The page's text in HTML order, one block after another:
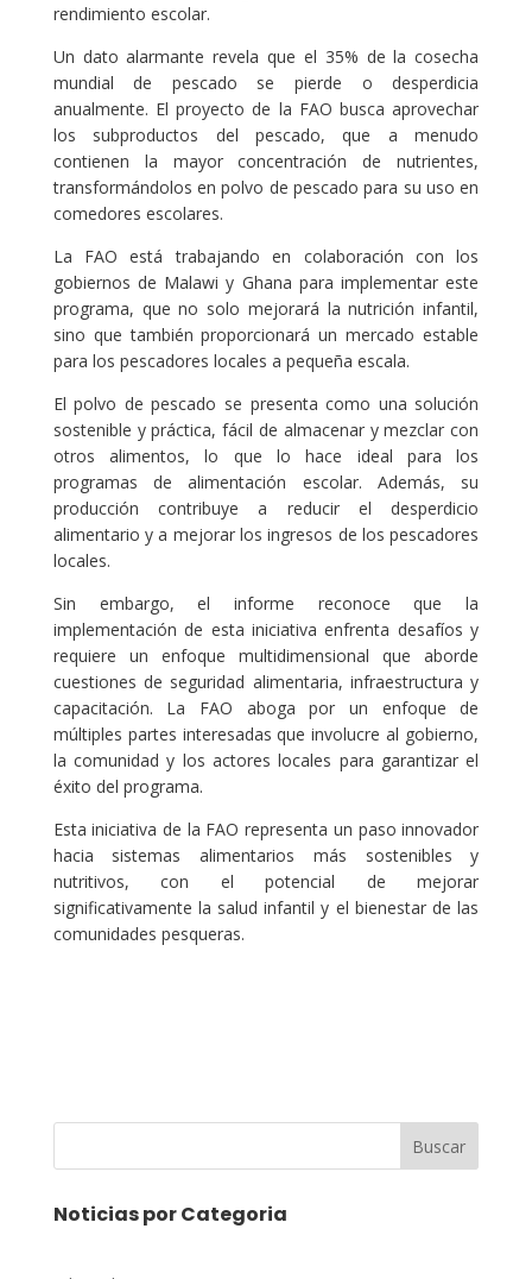
rendimiento escolar.
Un dato alarmante revela que el 35% de la cosecha
mundial de pescado se pierde o desperdicia
anualmente. El proyecto de la FAO busca aprovechar
los subproductos del pescado, que a menudo
contienen la mayor concentración de nutrientes,
transformándolos en polvo de pescado para su uso en
comedores escolares.
La FAO está trabajando en colaboración con los
gobiernos de Malawi y Ghana para implementar este
programa, que no solo mejorará la nutrición infantil,
sino que también proporcionará un mercado estable
para los pescadores locales a pequeña escala.
El polvo de pescado se presenta como una solución
sostenible y práctica, fácil de almacenar y mezclar con
otros alimentos, lo que lo hace ideal para los
programas de alimentación escolar. Además, su
producción contribuye a reducir el desperdicio
alimentario y a mejorar los ingresos de los pescadores
locales.
Sin embargo, el informe reconoce que la
implementación de esta iniciativa enfrenta desafíos y
requiere un enfoque multidimensional que aborde
cuestiones de seguridad alimentaria, infraestructura y
capacitación. La FAO aboga por un enfoque de
múltiples partes interesadas que involucre al gobierno,
la comunidad y los actores locales para garantizar el
éxito del programa.
Esta iniciativa de la FAO representa un paso innovador
hacia sistemas alimentarios más sostenibles y
nutritivos, con el potencial de mejorar
significativamente la salud infantil y el bienestar de las
comunidades pesqueras.
Buscar
Noticias por Categoria